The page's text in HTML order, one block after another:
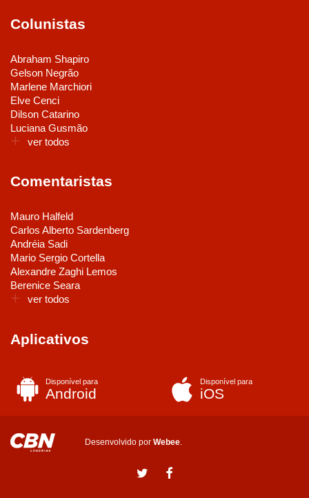
Colunistas
Abraham Shapiro
Gelson Negrão
Marlene Marchiori
Elve Cenci
Dilson Catarino
Luciana Gusmão
ver todos
Comentaristas
Mauro Halfeld
Carlos Alberto Sardenberg
Andréia Sadi
Mario Sergio Cortella
Alexandre Zaghi Lemos
Berenice Seara
ver todos
Aplicativos
Disponível para
Android
Disponível para
iOS
Desenvolvido por Webee